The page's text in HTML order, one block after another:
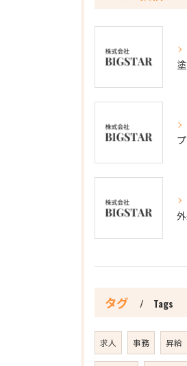
タグ Tags
求人 事務 昇給